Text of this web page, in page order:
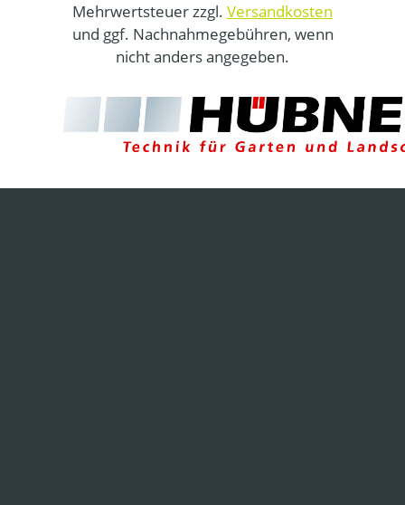
Mehrwertsteuer zzgl. Versandkosten
und ggf. Nachnahmegebühren, wenn
nicht anders angegeben.